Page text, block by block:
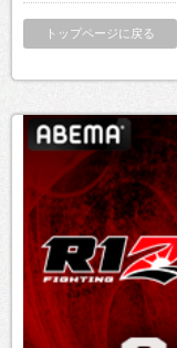
トップページに戻る